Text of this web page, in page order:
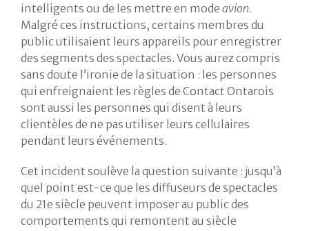
intelligents ou de les mettre en mode avion.
Malgré ces instructions, certains membres du
public utilisaient leurs appareils pour enregistrer
des segments des spectacles. Vous aurez compris
sans doute l’ironie de la situation : les personnes
qui enfreignaient les règles de Contact Ontarois
sont aussi les personnes qui disent à leurs
clientèles de ne pas utiliser leurs cellulaires
pendant leurs événements.
Cet incident soulève la question suivante : jusqu’à
quel point est-ce que les diffuseurs de spectacles
du 21e siècle peuvent imposer au public des
comportements qui remontent au siècle